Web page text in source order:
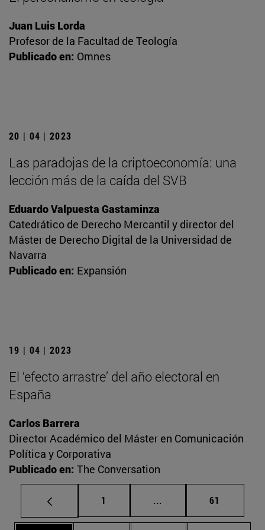
Juan Luis Lorda
Profesor de la Facultad de Teología
Publicado en: Omnes
20 | 04 | 2023
Las paradojas de la criptoeconomía: una
lección más de la caída del SVB
Eduardo Valpuesta Gastaminza
Catedrático de Derecho Mercantil y director del
Máster de Derecho Digital de la Universidad de
Navarra
Publicado en: Expansión
19 | 04 | 2023
El ‘efecto arrastre’ del año electoral en
España
Carlos Barrera
Director Académico del Máster en Comunicación
Política y Corporativa
Publicado en: The Conversation
Página
1 ... Páginas intermedias
Página
61